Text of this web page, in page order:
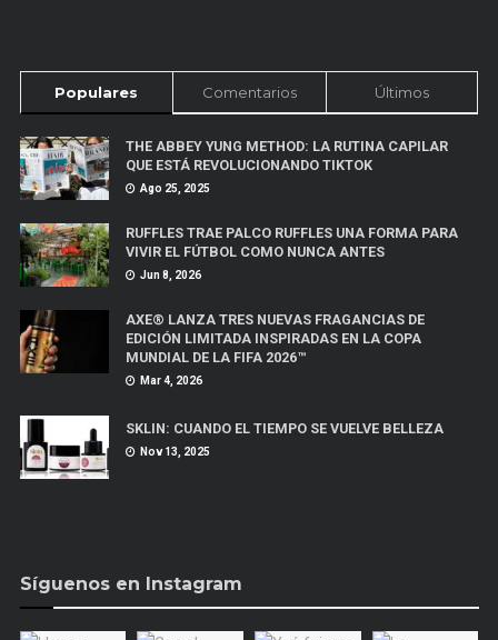
Populares Comentarios Últimos
THE ABBEY YUNG METHOD: LA RUTINA CAPILAR
QUE ESTÁ REVOLUCIONANDO TIKTOK
Ago 25, 2025
RUFFLES TRAE PALCO RUFFLES UNA FORMA PARA
VIVIR EL FÚTBOL COMO NUNCA ANTES
Jun 8, 2026
AXE® LANZA TRES NUEVAS FRAGANCIAS DE
EDICIÓN LIMITADA INSPIRADAS EN LA COPA
MUNDIAL DE LA FIFA 2026™
Mar 4, 2026
SKLIN: CUANDO EL TIEMPO SE VUELVE BELLEZA
Nov 13, 2025
Síguenos en Instagram